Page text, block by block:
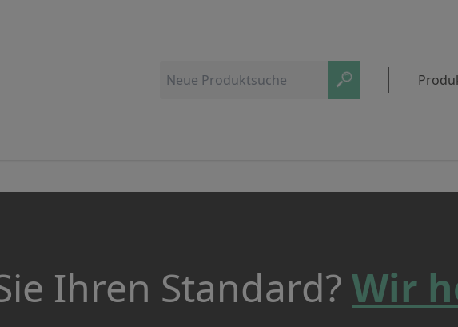
Ihren Standard? Wir